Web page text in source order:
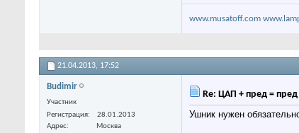
www.musatoff.com
21.04.2013, 17:52
Budimir
Участник
Регистрация
28.01.2013
Адрес
Москва
Re: ЦАП + пред =
Ушник нужен